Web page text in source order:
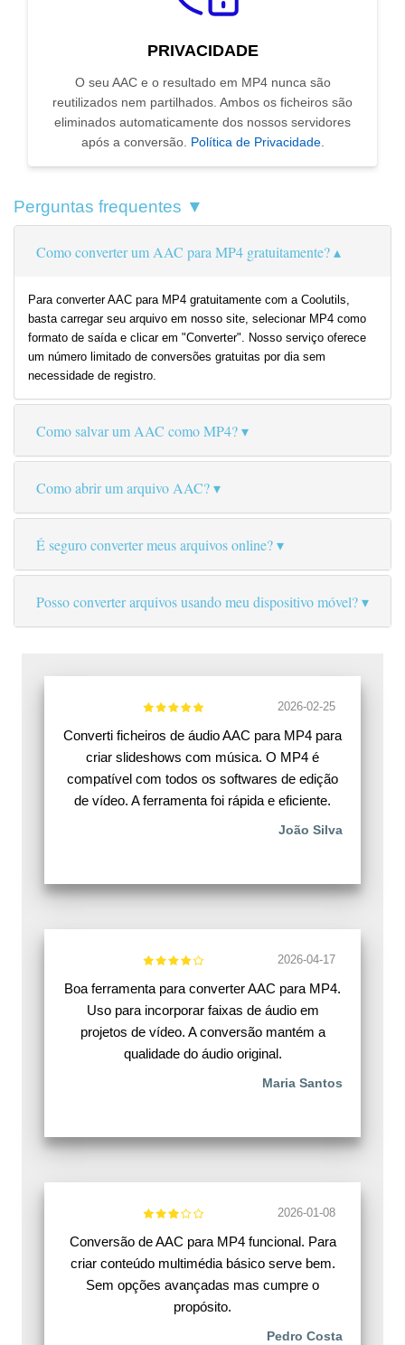
PRIVACIDADE
O seu AAC e o resultado em MP4 nunca são
reutilizados nem partilhados. Ambos os ficheiros são
eliminados automaticamente dos nossos servidores
após a conversão. Política de Privacidade.
Perguntas frequentes ▼
Como converter um AAC para MP4 gratuitamente?
Para converter AAC para MP4 gratuitamente com a Coolutils,
basta carregar seu arquivo em nosso site, selecionar MP4 como
formato de saída e clicar em "Converter". Nosso serviço oferece
um número limitado de conversões gratuitas por dia sem
necessidade de registro.
Como salvar um AAC como MP4?
Como abrir um arquivo AAC?
É seguro converter meus arquivos online?
Posso converter arquivos usando meu dispositivo móvel?
2026-02-25
Converti ficheiros de áudio AAC para MP4 para
criar slideshows com música. O MP4 é
compatível com todos os softwares de edição
de vídeo. A ferramenta foi rápida e eficiente.
João Silva
2026-04-17
Boa ferramenta para converter AAC para MP4.
Uso para incorporar faixas de áudio em
projetos de vídeo. A conversão mantém a
qualidade do áudio original.
Maria Santos
2026-01-08
Conversão de AAC para MP4 funcional. Para
criar conteúdo multimédia básico serve bem.
Sem opções avançadas mas cumpre o
propósito.
Pedro Costa